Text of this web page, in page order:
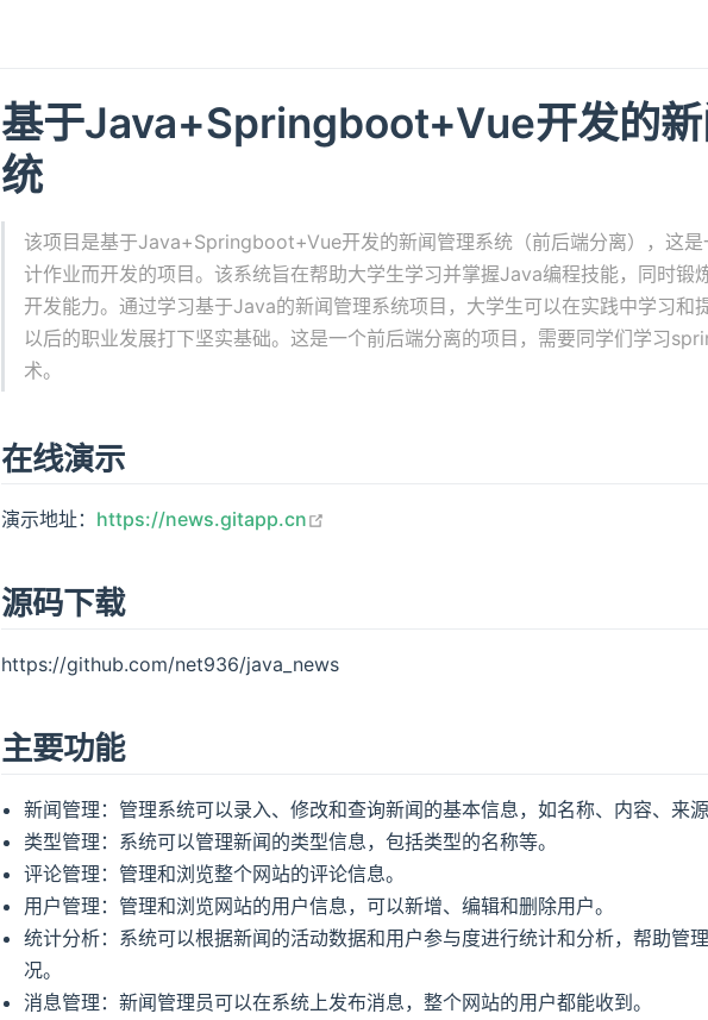
基于Java+Springboot+Vue开发的新
统
该项目是基于Java+Springboot+Vue开发的新闻管理系统（前后端分离），这是
计作业而开发的项目。该系统旨在帮助大学生学习并掌握Java编程技能，同时锻
开发能力。通过学习基于Java的新闻管理系统项目，大学生可以在实践中学习和
以后的职业发展打下坚实基础。这是一个前后端分离的项目，需要同学们学习
术。
在线演示
演示地址： https://news.gitapp.cn
源码下载
https://github.com/net936/java_news
主要功能
新闻管理：管理系统可以录入、修改和查询新闻的基本信息，如名称、内容、来源
类型管理：系统可以管理新闻的类型信息，包括类型的名称等。
评论管理：管理和浏览整个网站的评论信息。
用户管理：管理和浏览网站的用户信息，可以新增、编辑和删除用户。
统计分析：系统可以根据新闻的活动数据和用户参与度进行统计和分析，帮助管
况。
消息管理：新闻管理员可以在系统上发布消息，整个网站的用户都能收到。